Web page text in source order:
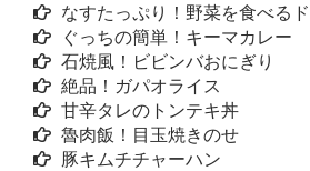
なすたっぷり！野菜を食べる
ぐっちの簡単！キーマカレー
石焼風！ビビンバおにぎり
絶品！ガパオライス
甘辛タレのトンテキ丼
魯肉飯！目玉焼きのせ
豚キムチチャーハン